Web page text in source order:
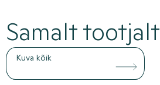
Samalt tootjalt
Kuva kõik